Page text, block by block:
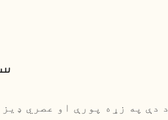
د دې په زړه پورې او عصري